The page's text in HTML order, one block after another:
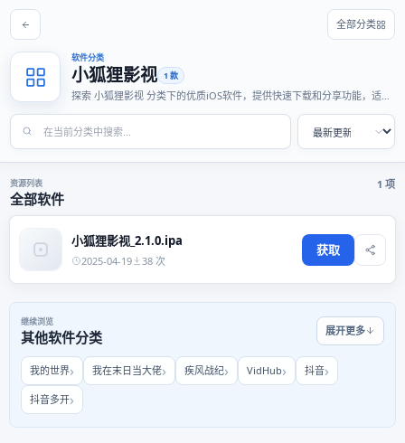
全部分类
软件分类
小狐狸影视 1 款
探索 小狐狸影视 分类下的优质iOS软件，提供快速下载和分享功能，适合
资源列表
全部软件
1 项
小狐狸影视_2.1.0.ipa
2025-04-19 38 次
获取
继续浏览
其他软件分类 展开更多
我的世界 我在末日当大佬 疾风战纪 VidHub 抖音
抖音多开